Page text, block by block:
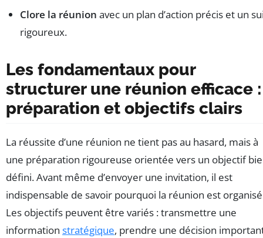
Clore la réunion avec un plan d’action précis et un
rigoureux.
Les fondamentaux pour
structurer une réunion efficace :
préparation et objectifs clairs
La réussite d’une réunion ne tient pas au hasard, mais à
une préparation rigoureuse orientée vers un objectif
défini. Avant même d’envoyer une invitation, il est
indispensable de savoir pourquoi la réunion est
Les objectifs peuvent être variés : transmettre une
information stratégique, prendre une décision